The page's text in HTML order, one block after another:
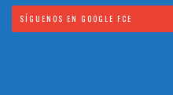
SÍGUENOS EN GOOGLE FCE